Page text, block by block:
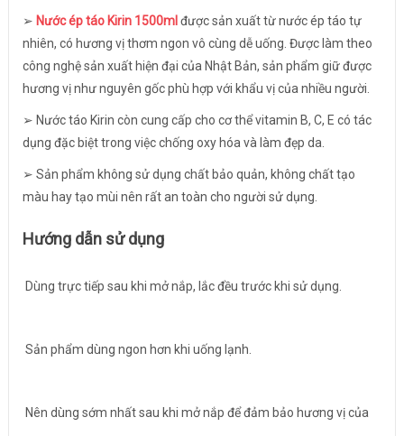
➢ Nước ép táo Kirin 1500ml được sản xuất từ nước ép táo tự
nhiên, có hương vị thơm ngon vô cùng dễ uống. Được làm theo
công nghệ sản xuất hiện đại của Nhật Bản, sản phẩm giữ được
hương vị như nguyên gốc phù hợp với khẩu vị của nhiều người.
➢ Nước táo Kirin còn cung cấp cho cơ thể vitamin B, C, E có tác
dụng đặc biệt trong việc chống oxy hóa và làm đẹp da.
➢ Sản phẩm không sử dụng chất bảo quản, không chất tạo
màu hay tạo mùi nên rất an toàn cho người sử dụng.
Hướng dẫn sử dụng
Dùng trực tiếp sau khi mở nắp, lắc đều trước khi sử dụng.
Sản phẩm dùng ngon hơn khi uống lạnh.
Nên dùng sớm nhất sau khi mở nắp để đảm bảo hương vị của